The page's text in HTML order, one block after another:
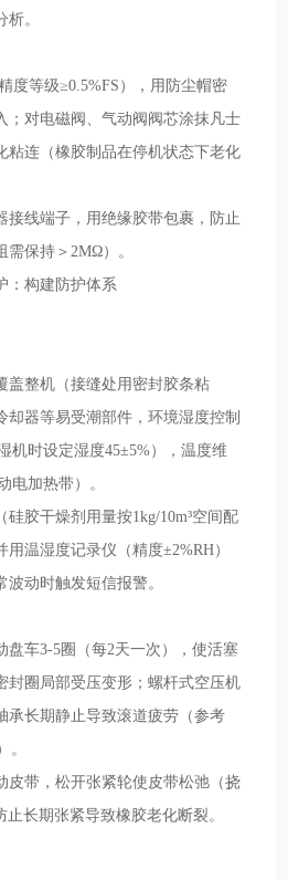
。
度等级≥0.5%FS），用防尘帽密
；对电磁阀、气动阀阀芯涂抹凡士
粘连（橡胶制品在停机状态下老化
接线端子，用绝缘胶带包裹，防止
保持＞2MΩ）。
：构建防护体系
盖整机（接缝处用密封胶条粘
却器等易受潮部件，环境湿度控制
机时设定湿度45±5%），温度维
加热带）。
胶干燥剂用量按1kg/10m³空间配
温湿度记录仪（精度±2%RH）
动时触发短信报警。
盘车3-5圈（每2天一次），使活塞
封圈局部受压变形；螺杆式空压机
承长期静止导致滚道疲劳（参考
。
皮带，松开张紧轮使皮带松弛（挠
止长期张紧导致橡胶老化断裂。